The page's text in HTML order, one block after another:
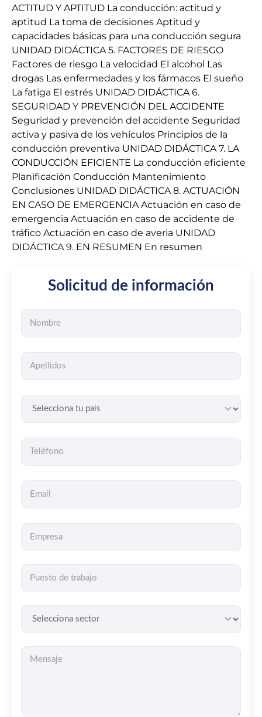
ACTITUD Y APTITUD La conducción: actitud y
aptitud La toma de decisiones Aptitud y
capacidades básicas para una conducción segura
UNIDAD DIDÁCTICA 5. FACTORES DE RIESGO
Factores de riesgo La velocidad El alcohol Las
drogas Las enfermedades y los fármacos El sueño
La fatiga El estrés UNIDAD DIDÁCTICA 6.
SEGURIDAD Y PREVENCIÓN DEL ACCIDENTE
Seguridad y prevención del accidente Seguridad
activa y pasiva de los vehículos Principios de la
conducción preventiva UNIDAD DIDÁCTICA 7. LA
CONDUCCIÓN EFICIENTE La conducción eficiente
Planificación Conducción Mantenimiento
Conclusiones UNIDAD DIDÁCTICA 8. ACTUACIÓN
EN CASO DE EMERGENCIA Actuación en caso de
emergencia Actuación en caso de accidente de
tráfico Actuación en caso de averia UNIDAD
DIDÁCTICA 9. EN RESUMEN En resumen
Solicitud de información